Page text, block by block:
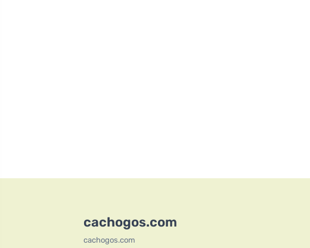
cachogos.com
cachogos.com